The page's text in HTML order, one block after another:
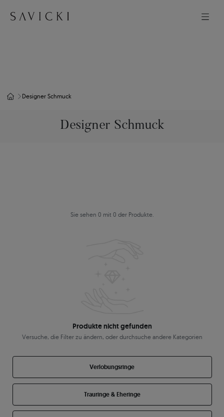
Designer Schmuck
Designer Schmuck
Sie sehen 0 mit 0 der Produkte.
Produkte nicht gefunden
Versuche, die Filter zu ändern, oder durchsuche andere Kategorien
Verlobungsringe
Trauringe & Eheringe